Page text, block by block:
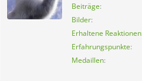
Beiträge
Bilder
Erhaltene Reaktionen
Erfahrungspunkte
Medaillen